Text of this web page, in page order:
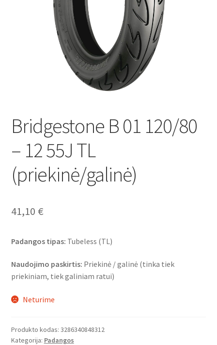
Bridgestone B 01 120/80
– 12 55J TL
(priekinė/galinė)
41,10 €
Padangos tipas: Tubeless (TL)
Naudojimo paskirtis: Priekinė / galinė (tinka tiek
priekiniam, tiek galiniam ratui)
Neturime
Produkto kodas: 3286340848312
Kategorija: Padangos